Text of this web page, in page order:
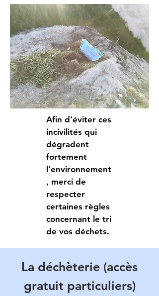
Afin d'éviter ces
incivilités qui
dégradent
fortement
l'environnement
, merci de
respecter
certaines règles
concernant le tri
de vos déchets.
La déchèterie (accès
gratuit particuliers)